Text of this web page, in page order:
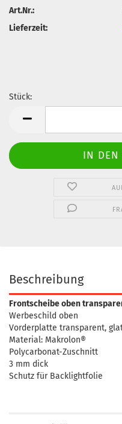
Art.Nr.:
Lieferzeit:
Stück:
Beschreibung
Frontscheibe oben
Werbeschild oben
Vorderplatte transparent,
Material: Makrolon®
Polycarbonat-Zuschnitt
3 mm dick
Schutz für Backlightfolie